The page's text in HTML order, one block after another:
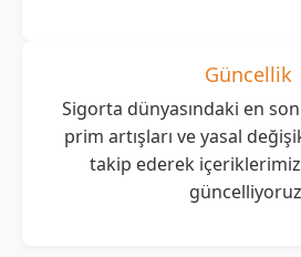
Güncellik
Sigorta dünyasındaki en
prim artışları ve yasal
takip ederek